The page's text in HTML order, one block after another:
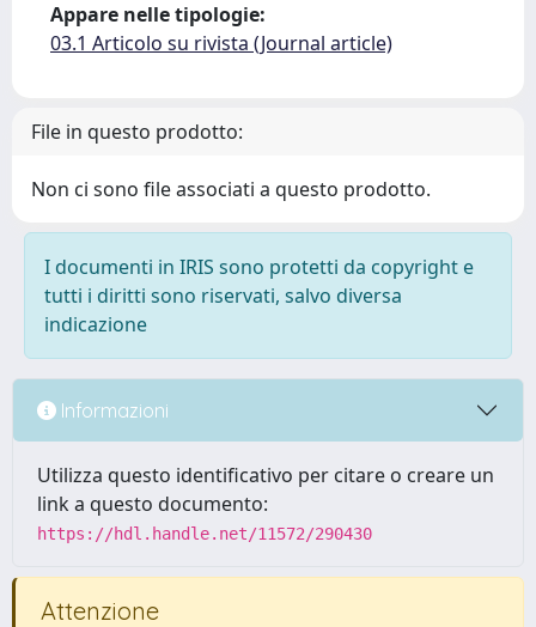
Appare nelle tipologie:
03.1 Articolo su rivista (Journal article)
File in questo prodotto:
Non ci sono file associati a questo prodotto.
I documenti in IRIS sono protetti da copyright e
tutti i diritti sono riservati, salvo diversa
indicazione
Informazioni
Utilizza questo identificativo per citare o creare un
link a questo documento:
https://hdl.handle.net/11572/290430
Attenzione